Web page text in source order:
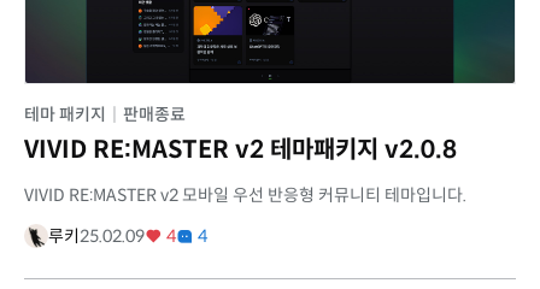
테마 패키지 판매종료
VIVID RE:MASTER v2 테마패키지 v2.0.8
VIVID RE:MASTER v2 모바일 우선 반응형 커뮤니티 테마입니다.
루키25.02.09 4 4